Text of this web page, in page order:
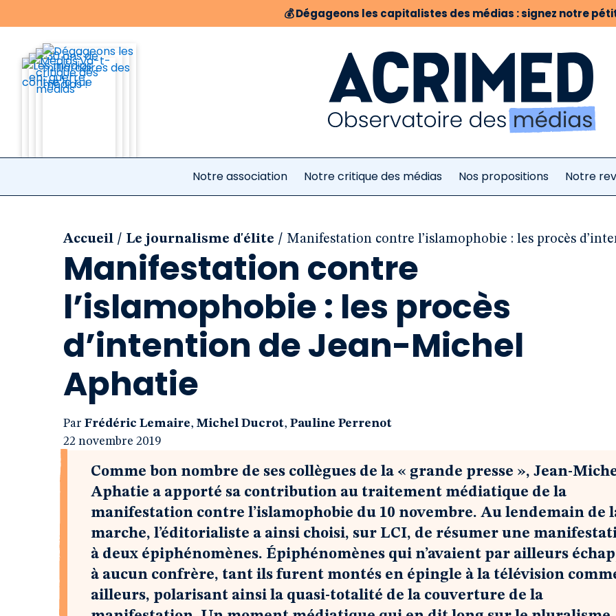
💰Dégageons les capitalistes des médias : signez notre
Notre association Notre critique des médias Nos propositions Notre
Accueil / Le journalisme d'élite / Manifestation contre l’islamophobie : les procès
Manifestation contre
l’islamophobie : les procès
d’intention de Jean-Michel
Aphatie
Par Frédéric Lemaire, Michel Ducrot, Pauline Perrenot
22 novembre 2019
Comme bon nombre de ses collègues de la « grande presse », Jean-
Aphatie a apporté sa contribution au traitement médiatique de la
manifestation contre l’islamophobie du 10 novembre. Au lendemain de
marche, l’éditorialiste a ainsi choisi, sur LCI, de résumer une
à deux épiphénomènes. Épiphénomènes qui n’avaient par ailleurs
à aucun confrère, tant ils furent montés en épingle à la télévision
ailleurs, polarisant ainsi la quasi-totalité de la couverture de la